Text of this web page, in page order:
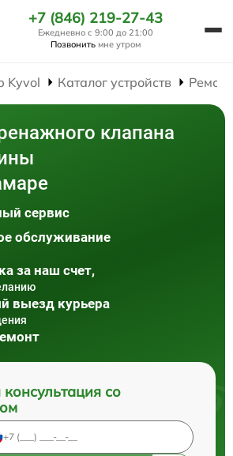
+7 (846) 219-27-43
Ежедневно с 9:00 до 21:00
Позвонить мне утром
Kyvol Каталог устройств
клапана
сервис
обслуживание
за наш счет,
выезд курьера
со